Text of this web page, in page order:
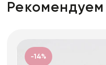
Рекомендуем
-14%